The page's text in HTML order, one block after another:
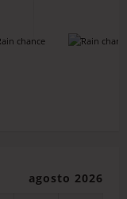
-
agosto 2026